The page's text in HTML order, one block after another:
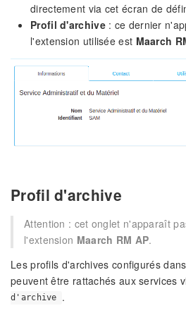
directement via cet écran de
Profil d'archive: ce dernier
l'extension utilisée est Maarch
Profil d'archive
Attention : cet onglet n'apparaît
l'extension Maarch RM AP.
Les profils d'archives configurés
peuvent être rattachés aux services
d'archive
.